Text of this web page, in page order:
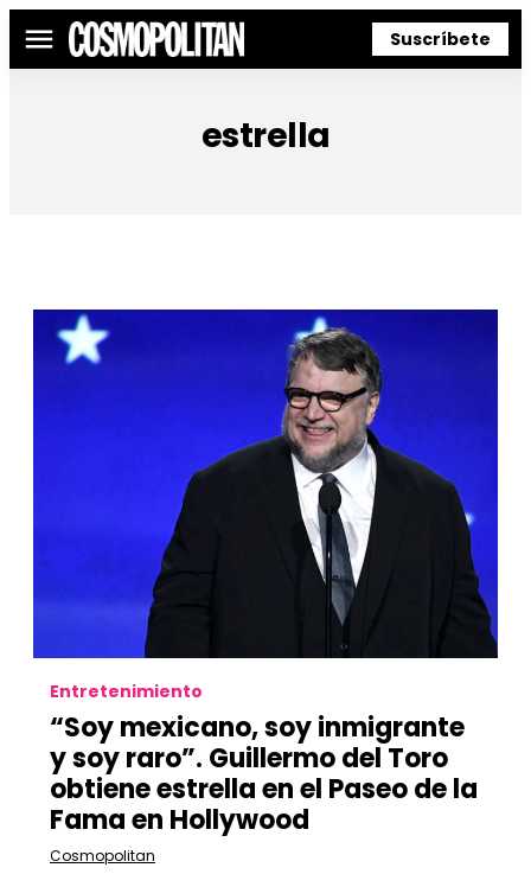
Menú Suscríbete
estrella
Entretenimiento
“Soy mexicano, soy inmigrante
y soy raro”. Guillermo del Toro
obtiene estrella en el Paseo de la
Fama en Hollywood
Cosmopolitan